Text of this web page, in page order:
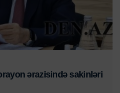
ərazisində sakinləri